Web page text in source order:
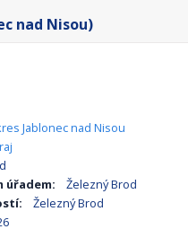
nad Nisou)
Jablonec nad Nisou
úřadem:
Železný Brod
Železný Brod